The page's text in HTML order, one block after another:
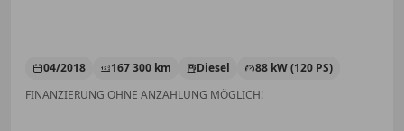
04/2018 167 300 km Diesel
88 kW (120 PS)
FINANZIERUNG OHNE ANZAHLUNG MÖGLICH!